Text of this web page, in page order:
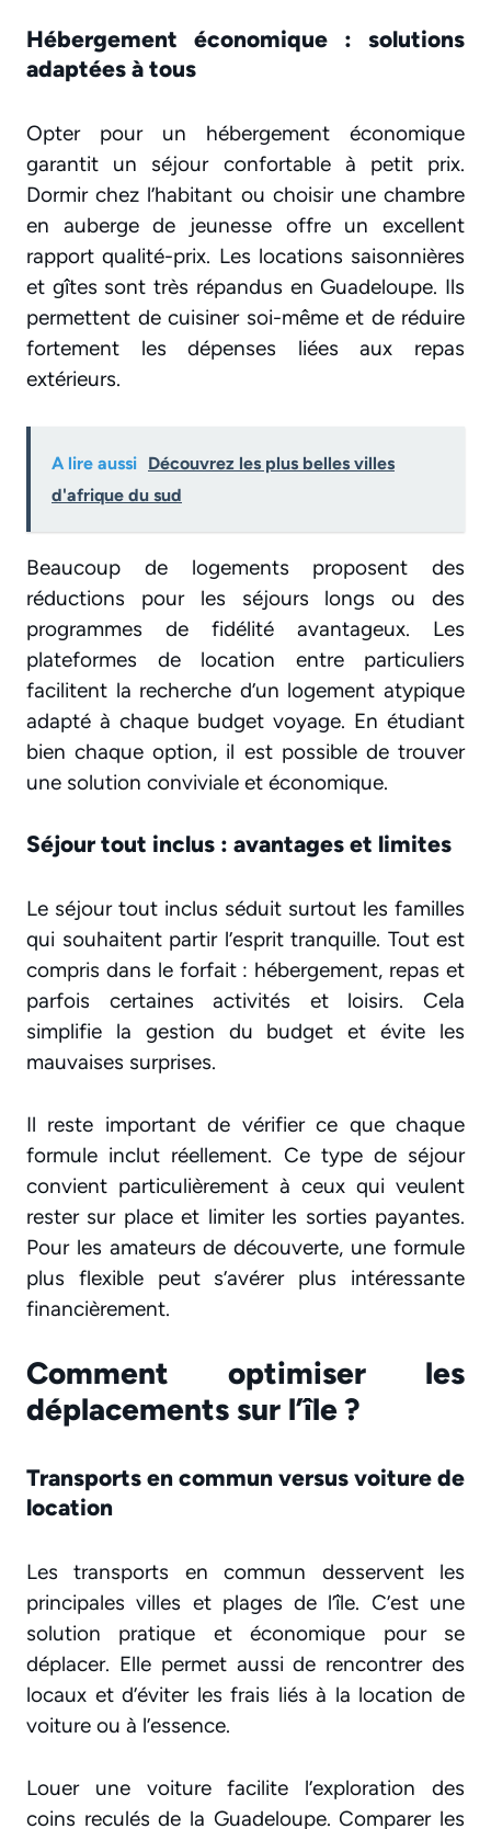
Hébergement économique : solutions
adaptées à tous
Opter pour un hébergement économique
garantit un séjour confortable à petit prix.
Dormir chez l’habitant ou choisir une chambre
en auberge de jeunesse offre un excellent
rapport qualité-prix. Les locations saisonnières
et gîtes sont très répandus en Guadeloupe. Ils
permettent de cuisiner soi-même et de réduire
fortement les dépenses liées aux repas
extérieurs.
A lire aussi Découvrez les plus belles villes
d'afrique du sud
Beaucoup de logements proposent des
réductions pour les séjours longs ou des
programmes de fidélité avantageux. Les
plateformes de location entre particuliers
facilitent la recherche d’un logement atypique
adapté à chaque budget voyage. En étudiant
bien chaque option, il est possible de trouver
une solution conviviale et économique.
Séjour tout inclus : avantages et limites
Le séjour tout inclus séduit surtout les familles
qui souhaitent partir l’esprit tranquille. Tout est
compris dans le forfait : hébergement, repas et
parfois certaines activités et loisirs. Cela
simplifie la gestion du budget et évite les
mauvaises surprises.
Il reste important de vérifier ce que chaque
formule inclut réellement. Ce type de séjour
convient particulièrement à ceux qui veulent
rester sur place et limiter les sorties payantes.
Pour les amateurs de découverte, une formule
plus flexible peut s’avérer plus intéressante
financièrement.
Comment optimiser les
déplacements sur l’île ?
Transports en commun versus voiture de
location
Les transports en commun desservent les
principales villes et plages de l’île. C’est une
solution pratique et économique pour se
déplacer. Elle permet aussi de rencontrer des
locaux et d’éviter les frais liés à la location de
voiture ou à l’essence.
Louer une voiture facilite l’exploration des
coins reculés de la Guadeloupe. Comparer les